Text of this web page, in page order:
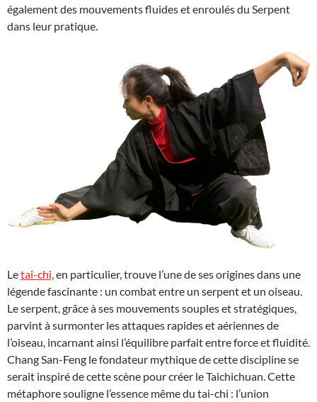
également des mouvements fluides et enroulés du Serpent
dans leur pratique.
Letai-chi,en particulier, trouve l’une de ses origines dans une
légende fascinante : un combat entre un serpent et un oiseau.
Le serpent, grâce à ses mouvements souples et stratégiques,
parvint à surmonter les attaques rapides et aériennes de
l’oiseau, incarnant ainsi l’équilibre parfait entre force et fluidité.
Chang San-Feng le fondateur mythique de cette discipline se
serait inspiré de cette scène pour créer le Taichichuan. Cette
métaphore souligne l’essence même du tai-chi : l’union